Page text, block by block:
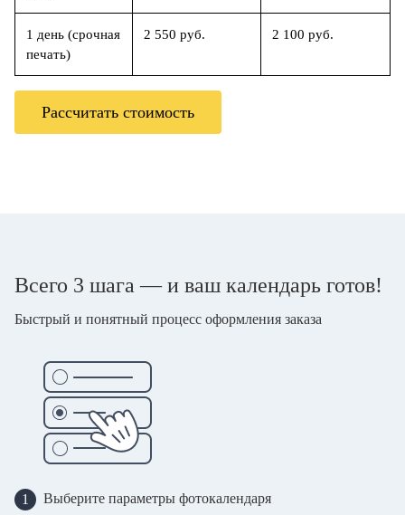
1 день (срочная
печать)
2 550 руб. 2 100 руб.
Рассчитать стоимость
Всего 3 шага — и ваш календарь готов!
Быстрый и понятный процесс оформления заказа
1 Выберите параметры фотокалендаря